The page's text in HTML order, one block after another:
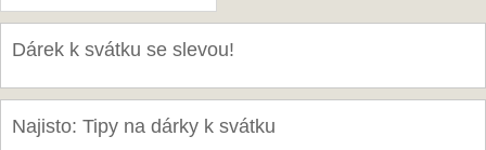
Dárek k svátku se slevou!
Najisto: Tipy na dárky k svátku